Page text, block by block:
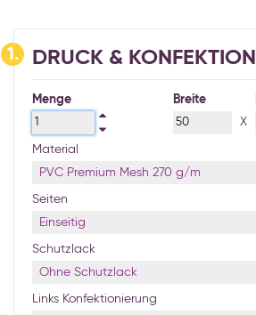
1. DRUCK & KONFEKTION
Menge
Breite
X
Material
PVC Premium Mesh 270 g/m
Seiten
Einseitig
Schutzlack
Ohne Schutzlack
Links Konfektionierung